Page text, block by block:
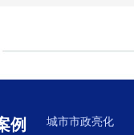
例 城市市政亮化